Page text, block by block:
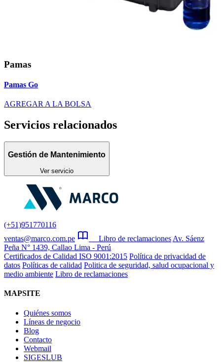
Pamas
Pamas Go
AGREGAR A LA BOLSA
Servicios relacionados
Gestión de Mantenimiento
Ver servicio
(+51)951770116
ventas@marco.com.pe
Libro de reclamaciones Av. Sáenz
Peña N° 1439, Callao Lima - Perú
Certificados de Calidad ISO 9001:2015 Política de privacidad de
datos Políticas de calidad Politica de seguridad, salud ocupacional y
medio ambiente Libro de reclamaciones
MAPSITE
Quiénes somos
Líneas de negocio
Blog
Contacto
Webmail
SIGESLUB